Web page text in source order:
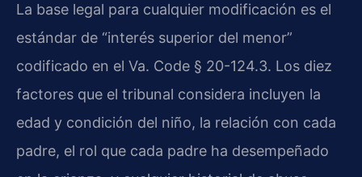
La base legal para cualquier modificación es el
estándar de “interés superior del menor”
codificado en el Va. Code § 20-124.3. Los diez
factores que el tribunal considera incluyen la
edad y condición del niño, la relación con cada
padre, el rol que cada padre ha desempeñado